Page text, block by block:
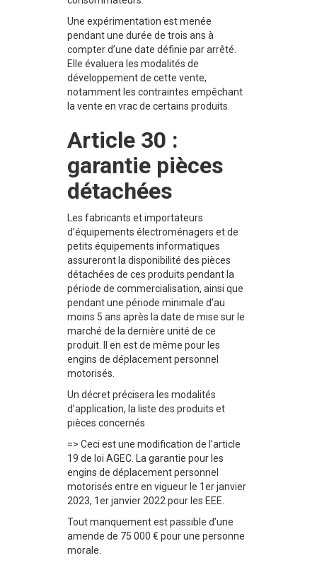
Une expérimentation est menée
pendant une durée de trois ans à
compter d’une date définie par arrêté.
Elle évaluera les modalités de
développement de cette vente,
notamment les contraintes empêchant
la vente en vrac de certains produits.
Article 30 :
garantie pièces
détachées
Les fabricants et importateurs
d’équipements électroménagers et de
petits équipements informatiques
assureront la disponibilité des pièces
détachées de ces produits pendant la
période de commercialisation, ainsi que
pendant une période minimale d’au
moins 5 ans après la date de mise sur le
marché de la dernière unité de ce
produit. Il en est de même pour les
engins de déplacement personnel
motorisés.
Un décret précisera les modalités
d’application, la liste des produits et
pièces concernés
=> Ceci est une modification de l’article
19 de loi AGEC. La garantie pour les
engins de déplacement personnel
motorisés entre en vigueur le 1er janvier
2023, 1er janvier 2022 pour les EEE.
Tout manquement est passible d’une
amende de 75 000 € pour une personne
morale.